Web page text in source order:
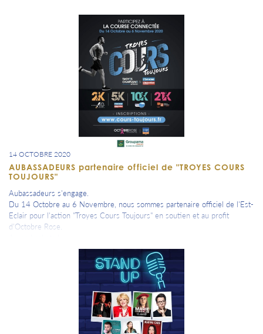
14 OCTOBRE 2020
AUBASSADEURS partenaire officiel de "TROYES COURS
TOUJOURS"
Aubassadeurs s'engage.
Du 14 Octobre au 6 Novembre, nous sommes partenaire officiel de l'Est-
Eclair pour l'action "Troyes Cours Toujours" en soutien et au profit
d'Octobre Rose.